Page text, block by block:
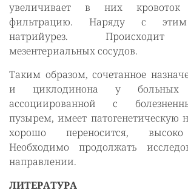
увеличивает в них
фильтрацию. Наряду с этим
натрийурез. Происходит
мезентериальных сосудов.
Таким образом, сочетанное
и циклодинона у больных
ассоциированной с
пузырем, имеет патогенетическую
хорошо переносится, высоко
Необходимо продолжать
направлении.
ЛИТЕРАТУРА